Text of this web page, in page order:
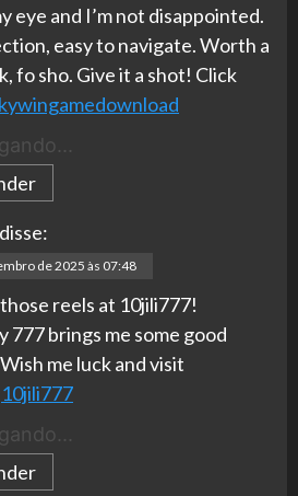
eye and I’m not disappointed.
easy to navigate. Worth a
fo sho. Give it a shot! Click
disse:
de 2025 às 07:48
reels at 10jili777!
777 brings me some good
me luck and visit
10jili777